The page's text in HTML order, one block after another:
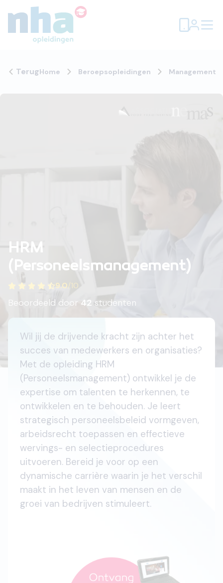
TerugHome Beroepsopleidingen Management
HRM
(Personeelsmanagement)
9.0/10
Beoordeeld door 42 studenten
Wil jij de drijvende kracht zijn achter het
succes van medewerkers en organisaties?
Met de opleiding HRM
(Personeelsmanagement) ontwikkel je de
expertise om talenten te herkennen, te
ontwikkelen en te behouden. Je leert
strategisch personeelsbeleid vormgeven,
arbeidsrecht toepassen en effectieve
wervings- en selectieprocedures
uitvoeren. Bereid je voor op een
dynamische carrière waarin je het verschil
maakt in het leven van mensen en de
groei van bedrijven stimuleert.